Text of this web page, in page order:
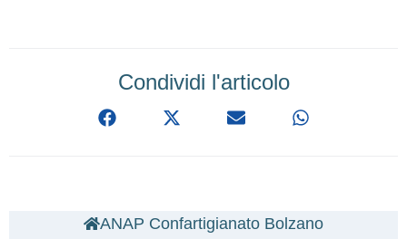
Condividi l'articolo
ANAP Confartigianato Bolzano